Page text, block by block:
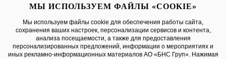
Нажимая на кнопку «Отправить», вы принимаете условияПубличной
оферты, даетесогласие на обработку персональных данных
МЫ ИСПОЛЬЗУЕМ ФАЙЛЫ «COOKIE»
Мы используем файлы cookie для обеспечения работы сайта,
сохранения ваших настроек, персонализации сервисов и контента,
анализа посещаемости, а также для предоставления
персонализированных предложений, информации о мероприятиях и
иных рекламно-информационных материалов АО «БНС Груп». Нажимая